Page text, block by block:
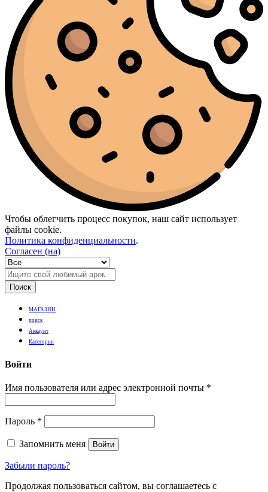
Чтобы облегчить процесс покупок, наш сайт использует
файлы cookie.
Политика конфиденциальности.
Согласен (на)
Поиск
МАГАЗИН
поиск
Аккаунт
Категории
Войти
Имя пользователя или адрес электронной почты *
Пароль *
Запомнить меня Войти
Забыли пароль?
Продолжая пользоваться сайтом, вы соглашаетесь с